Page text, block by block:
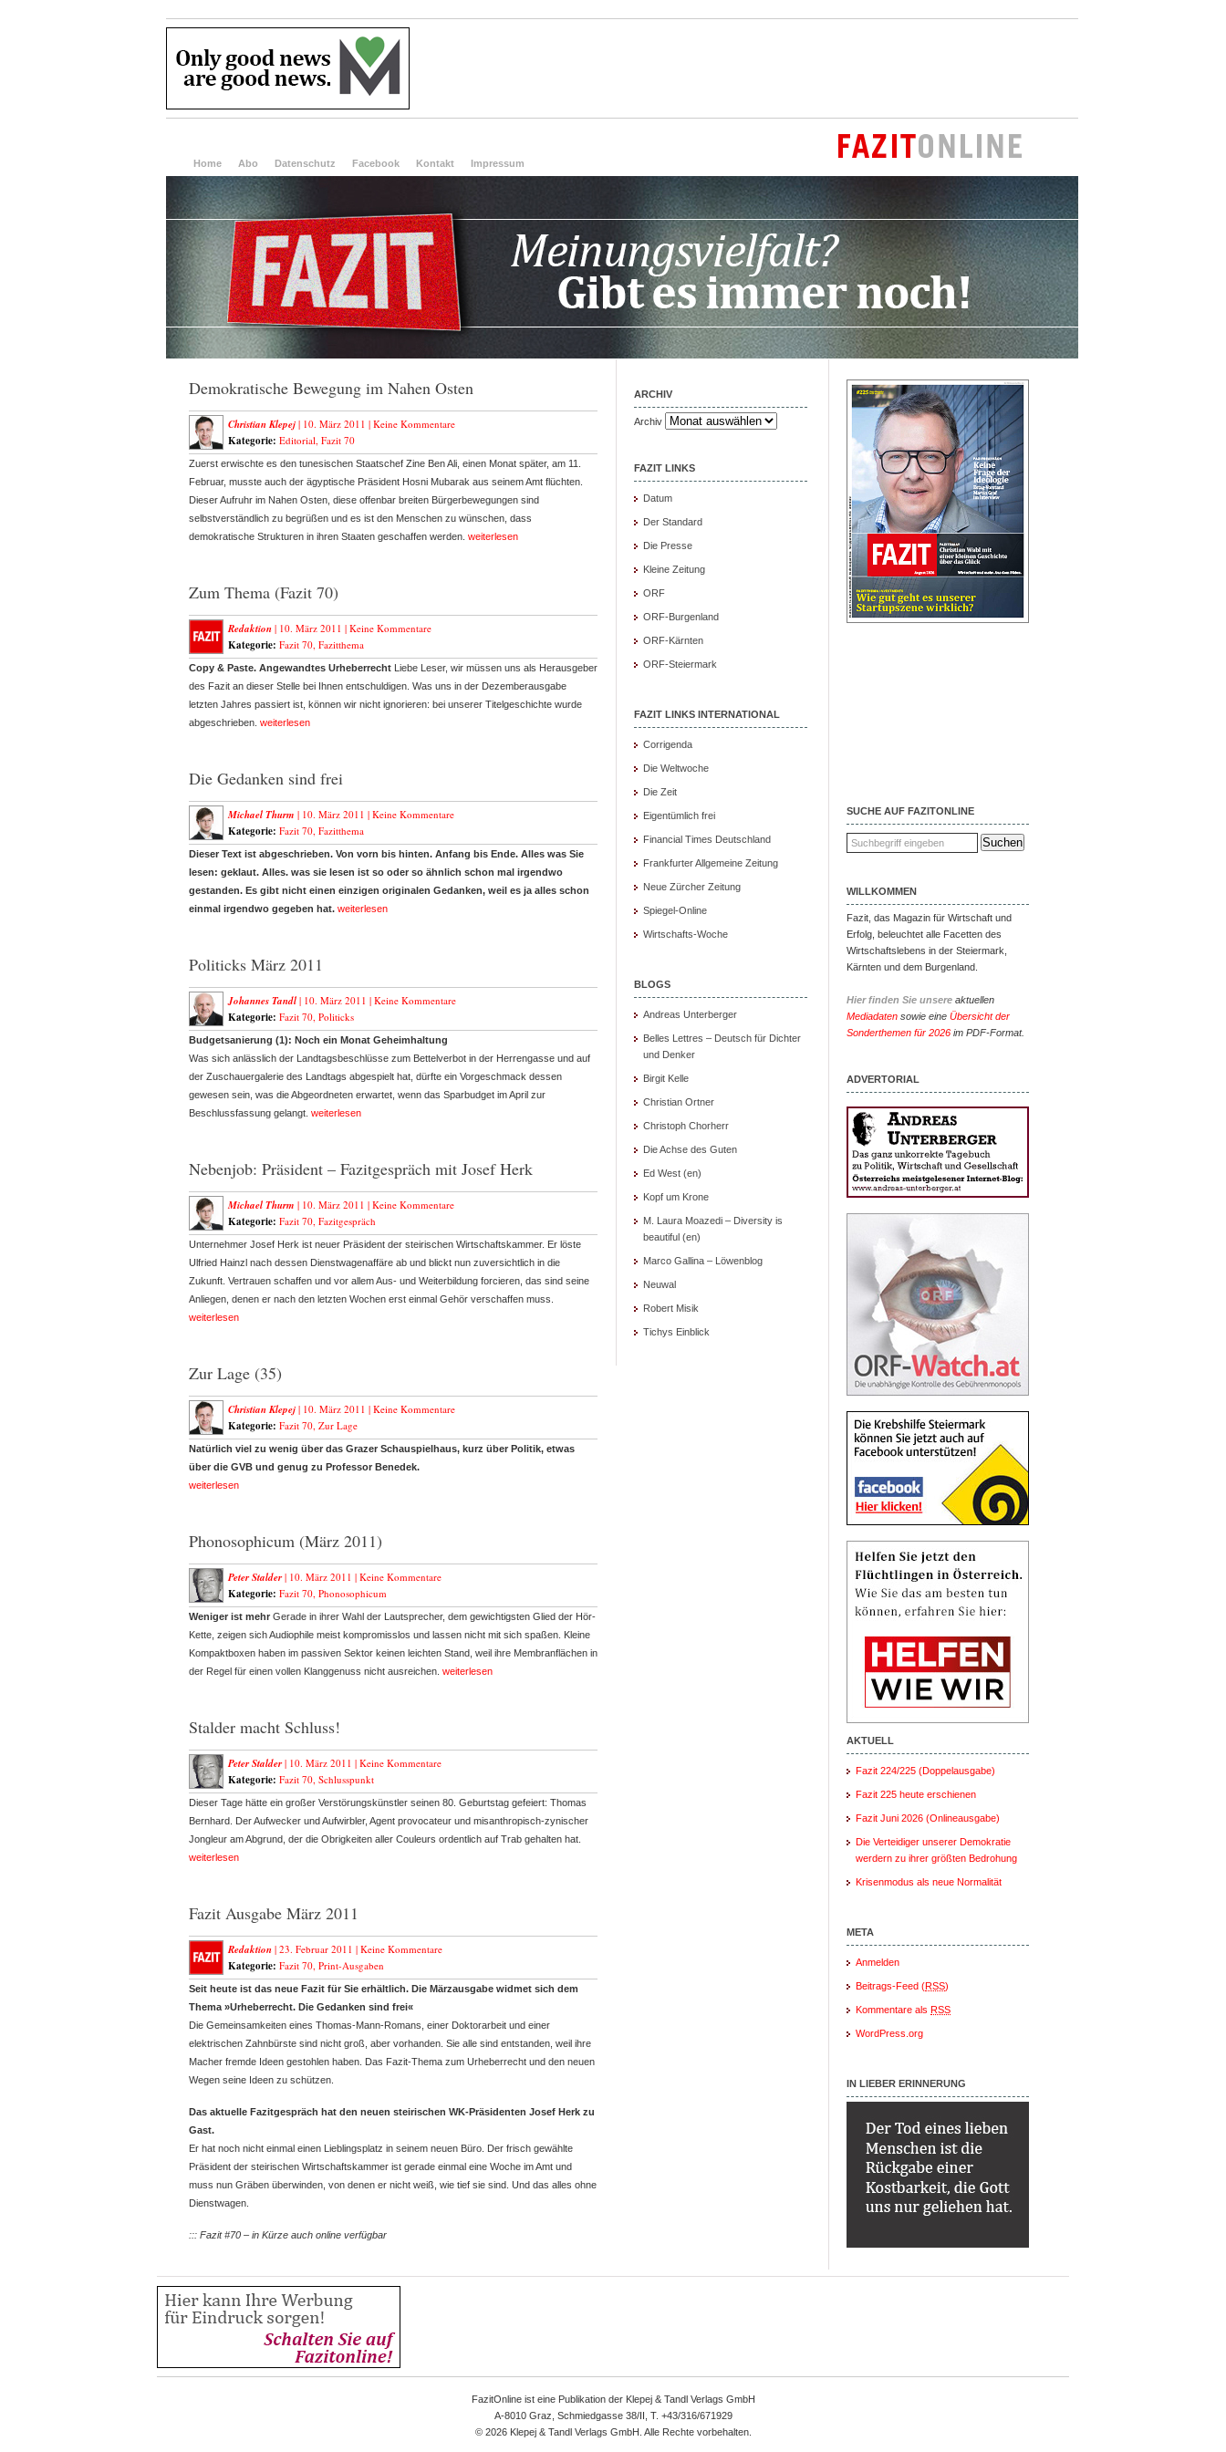
Home Abo Datenschutz Facebook Kontakt Impressum
Demokratische Bewegung im Nahen Osten
Christian Klepej | 10. März 2011 | Keine Kommentare
Kategorie: Editorial, Fazit 70
Zuerst erwischte es den tunesischen Staatschef Zine Ben Ali, einen Monat später, am 11.
Februar, musste auch der ägyptische Präsident Hosni Mubarak aus seinem Amt flüchten.
Dieser Aufruhr im Nahen Osten, diese offenbar breiten Bürgerbewegungen sind
selbstverständlich zu begrüßen und es ist den Menschen zu wünschen, dass
demokratische Strukturen in ihren Staaten geschaffen werden. weiterlesen
Zum Thema (Fazit 70)
Redaktion | 10. März 2011 | Keine Kommentare
Kategorie: Fazit 70, Fazitthema
Copy & Paste. Angewandtes Urheberrecht Liebe Leser, wir müssen uns als Herausgeber
des Fazit an dieser Stelle bei Ihnen entschuldigen. Was uns in der Dezemberausgabe
letzten Jahres passiert ist, können wir nicht ignorieren: bei unserer Titelgeschichte wurde
abgeschrieben. weiterlesen
Die Gedanken sind frei
Michael Thurm | 10. März 2011 | Keine Kommentare
Kategorie: Fazit 70, Fazitthema
Dieser Text ist abgeschrieben. Von vorn bis hinten. Anfang bis Ende. Alles was Sie
lesen: geklaut. Alles. was sie lesen ist so oder so ähnlich schon mal irgendwo
gestanden. Es gibt nicht einen einzigen originalen Gedanken, weil es ja alles schon
einmal irgendwo gegeben hat. weiterlesen
Politicks März 2011
Johannes Tandl | 10. März 2011 | Keine Kommentare
Kategorie: Fazit 70, Politicks
Budgetsanierung (1): Noch ein Monat Geheimhaltung
Was sich anlässlich der Landtagsbeschlüsse zum Bettelverbot in der Herrengasse und auf
der Zuschauergalerie des Landtags abgespielt hat, dürfte ein Vorgeschmack dessen
gewesen sein, was die Abgeordneten erwartet, wenn das Sparbudget im April zur
Beschlussfassung gelangt. weiterlesen
Nebenjob: Präsident – Fazitgespräch mit Josef Herk
Michael Thurm | 10. März 2011 | Keine Kommentare
Kategorie: Fazit 70, Fazitgespräch
Unternehmer Josef Herk ist neuer Präsident der steirischen Wirtschaftskammer. Er löste
Ulfried Hainzl nach dessen Dienstwagenaffäre ab und blickt nun zuversichtlich in die
Zukunft. Vertrauen schaffen und vor allem Aus- und Weiterbildung forcieren, das sind seine
Anliegen, denen er nach den letzten Wochen erst einmal Gehör verschaffen muss.
weiterlesen
Zur Lage (35)
Christian Klepej | 10. März 2011 | Keine Kommentare
Kategorie: Fazit 70, Zur Lage
Natürlich viel zu wenig über das Grazer Schauspielhaus, kurz über Politik, etwas
über die GVB und genug zu Professor Benedek.
weiterlesen
Phonosophicum (März 2011)
Peter Stalder| 10. März 2011 | Keine Kommentare
Kategorie: Fazit 70, Phonosophicum
Weniger ist mehr Gerade in ihrer Wahl der Lautsprecher, dem gewichtigsten Glied der Hör-
Kette, zeigen sich Audiophile meist kompromisslos und lassen nicht mit sich spaßen. Kleine
Kompaktboxen haben im passiven Sektor keinen leichten Stand, weil ihre Membranflächen in
der Regel für einen vollen Klanggenuss nicht ausreichen. weiterlesen
Stalder macht Schluss!
Peter Stalder| 10. März 2011 | Keine Kommentare
Kategorie: Fazit 70, Schlusspunkt
Dieser Tage hätte ein großer Verstörungskünstler seinen 80. Geburtstag gefeiert: Thomas
Bernhard. Der Aufwecker und Aufwirbler, Agent provocateur und misanthropisch-zynischer
Jongleur am Abgrund, der die Obrigkeiten aller Couleurs ordentlich auf Trab gehalten hat.
weiterlesen
Fazit Ausgabe März 2011
Redaktion | 23. Februar 2011 | Keine Kommentare
Kategorie: Fazit 70, Print-Ausgaben
Seit heute ist das neue Fazit für Sie erhältlich. Die Märzausgabe widmet sich dem
Thema »Urheberrecht. Die Gedanken sind frei«
Die Gemeinsamkeiten eines Thomas-Mann-Romans, einer Doktorarbeit und einer
elektrischen Zahnbürste sind nicht groß, aber vorhanden. Sie alle sind entstanden, weil ihre
Macher fremde Ideen gestohlen haben. Das Fazit-Thema zum Urheberrecht und den neuen
Wegen seine Ideen zu schützen.
Das aktuelle Fazitgespräch hat den neuen steirischen WK-Präsidenten Josef Herk zu
Gast.
Er hat noch nicht einmal einen Lieblingsplatz in seinem neuen Büro. Der frisch gewählte
Präsident der steirischen Wirtschaftskammer ist gerade einmal eine Woche im Amt und
muss nun Gräben überwinden, von denen er nicht weiß, wie tief sie sind. Und das alles ohne
Dienstwagen.
::: Fazit #70 – in Kürze auch online verfügbar
ARCHIV
Archiv
FAZIT LINKS
Datum
Der Standard
Die Presse
Kleine Zeitung
ORF
ORF-Burgenland
ORF-Kärnten
ORF-Steiermark
FAZIT LINKS INTERNATIONAL
Corrigenda
Die Weltwoche
Die Zeit
Eigentümlich frei
Financial Times Deutschland
Frankfurter Allgemeine Zeitung
Neue Zürcher Zeitung
Spiegel-Online
Wirtschafts-Woche
BLOGS
Andreas Unterberger
Belles Lettres – Deutsch für Dichter
und Denker
Birgit Kelle
Christian Ortner
Christoph Chorherr
Die Achse des Guten
Ed West (en)
Kopf um Krone
M. Laura Moazedi – Diversity is
beautiful (en)
Marco Gallina – Löwenblog
Neuwal
Robert Misik
Tichys Einblick
SUCHE AUF FAZITONLINE
WILLKOMMEN
Fazit, das Magazin für Wirtschaft und
Erfolg, beleuchtet alle Facetten des
Wirtschaftslebens in der Steiermark,
Kärnten und dem Burgenland.
Hier finden Sie unsere aktuellen
Mediadaten sowie eine Übersicht der
Sonderthemen für 2026 im PDF-Format.
ADVERTORIAL
AKTUELL
Fazit 224/225 (Doppelausgabe)
Fazit 225 heute erschienen
Fazit Juni 2026 (Onlineausgabe)
Die Verteidiger unserer Demokratie
werdern zu ihrer größten Bedrohung
Krisenmodus als neue Normalität
META
Anmelden
Beitrags-Feed (RSS)
Kommentare als RSS
WordPress.org
IN LIEBER ERINNERUNG
FazitOnline ist eine Publikation der Klepej & Tandl Verlags GmbH
A-8010 Graz, Schmiedgasse 38/II, T. +43/316/671929
© 2026 Klepej & Tandl Verlags GmbH. Alle Rechte vorbehalten.